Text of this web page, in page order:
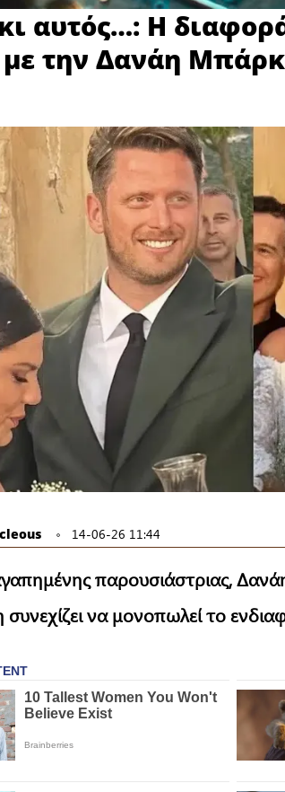
αυτός…: Η
την Δανάη
14-06-26 11:44
παρουσιάστριας,
να μονοπωλεί το